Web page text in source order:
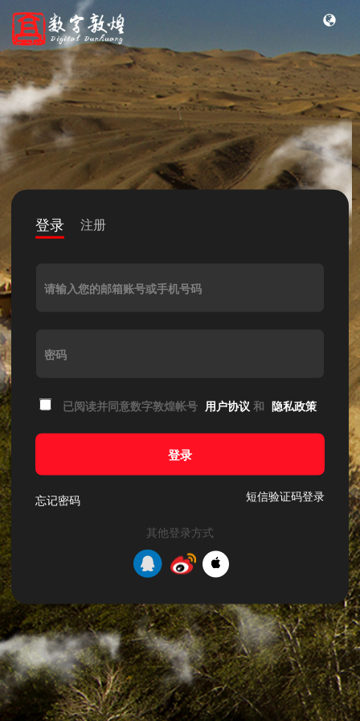
登录 注册
请输入您的邮箱账号或手机号码
密码
已阅读并同意数字敦煌帐号 用户协议 和 隐私政策
登录
忘记密码 短信验证码登录
其他登录方式